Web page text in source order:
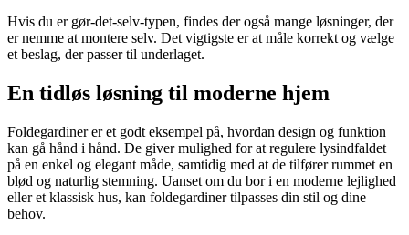
Hvis du er gør-det-selv-typen, findes der også mange løsninger, der
er nemme at montere selv. Det vigtigste er at måle korrekt og vælge
et beslag, der passer til underlaget.
En tidløs løsning til moderne hjem
Foldegardiner er et godt eksempel på, hvordan design og funktion
kan gå hånd i hånd. De giver mulighed for at regulere lysindfaldet
på en enkel og elegant måde, samtidig med at de tilfører rummet en
blød og naturlig stemning. Uanset om du bor i en moderne lejlighed
eller et klassisk hus, kan foldegardiner tilpasses din stil og dine
behov.